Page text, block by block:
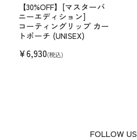
【30%OFF】[マスターバ
ニーエディション]
コーティングリップ カー
トポーチ (UNISEX)
¥6,930(税込)
FOLLOW US